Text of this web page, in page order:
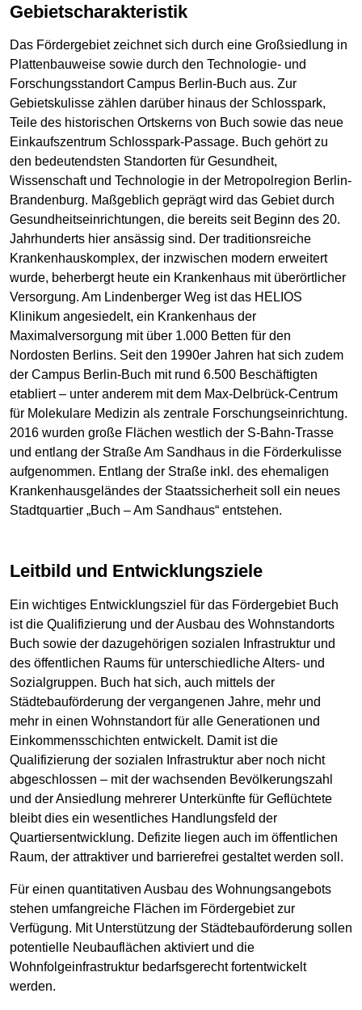
Gebietscharakteristik
Das Fördergebiet zeichnet sich durch eine Großsiedlung in
Plattenbauweise sowie durch den Technologie- und
Forschungsstandort Campus Berlin-Buch aus. Zur
Gebietskulisse zählen darüber hinaus der Schlosspark,
Teile des historischen Ortskerns von Buch sowie das neue
Einkaufszentrum Schlosspark-Passage. Buch gehört zu
den bedeutendsten Standorten für Gesundheit,
Wissenschaft und Technologie in der Metropolregion Berlin-
Brandenburg. Maßgeblich geprägt wird das Gebiet durch
Gesundheitseinrichtungen, die bereits seit Beginn des 20.
Jahrhunderts hier ansässig sind. Der traditionsreiche
Krankenhauskomplex, der inzwischen modern erweitert
wurde, beherbergt heute ein Krankenhaus mit überörtlicher
Versorgung. Am Lindenberger Weg ist das HELIOS
Klinikum angesiedelt, ein Krankenhaus der
Maximalversorgung mit über 1.000 Betten für den
Nordosten Berlins. Seit den 1990er Jahren hat sich zudem
der Campus Berlin-Buch mit rund 6.500 Beschäftigten
etabliert – unter anderem mit dem Max-Delbrück-Centrum
für Molekulare Medizin als zentrale Forschungseinrichtung.
2016 wurden große Flächen westlich der S-Bahn-Trasse
und entlang der Straße Am Sandhaus in die Förderkulisse
aufgenommen. Entlang der Straße inkl. des ehemaligen
Krankenhausgeländes der Staatssicherheit soll ein neues
Stadtquartier „Buch – Am Sandhaus“ entstehen.
Leitbild und Entwicklungsziele
Ein wichtiges Entwicklungsziel für das Fördergebiet Buch
ist die Qualifizierung und der Ausbau des Wohnstandorts
Buch sowie der dazugehörigen sozialen Infrastruktur und
des öffentlichen Raums für unterschiedliche Alters- und
Sozialgruppen. Buch hat sich, auch mittels der
Städtebauförderung der vergangenen Jahre, mehr und
mehr in einen Wohnstandort für alle Generationen und
Einkommensschichten entwickelt. Damit ist die
Qualifizierung der sozialen Infrastruktur aber noch nicht
abgeschlossen – mit der wachsenden Bevölkerungszahl
und der Ansiedlung mehrerer Unterkünfte für Geflüchtete
bleibt dies ein wesentliches Handlungsfeld der
Quartiersentwicklung. Defizite liegen auch im öffentlichen
Raum, der attraktiver und barrierefrei gestaltet werden soll.
Für einen quantitativen Ausbau des Wohnungsangebots
stehen umfangreiche Flächen im Fördergebiet zur
Verfügung. Mit Unterstützung der Städtebauförderung sollen
potentielle Neubauflächen aktiviert und die
Wohnfolgeinfrastruktur bedarfsgerecht fortentwickelt
werden.